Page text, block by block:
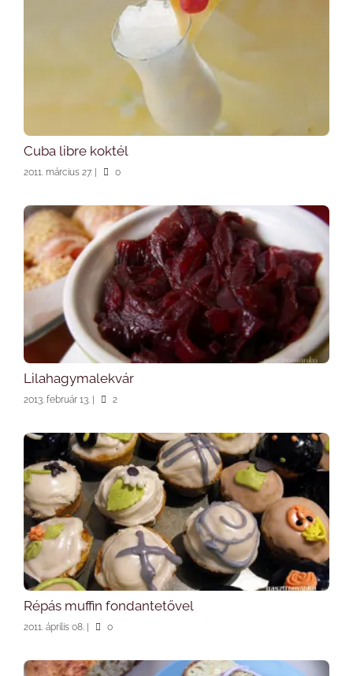
Cuba libre koktél
2011. március 27. 0
Lilahagymalekvár
2013. február 13. 2
Répás muffin fondantetővel
2011. április 08. 0